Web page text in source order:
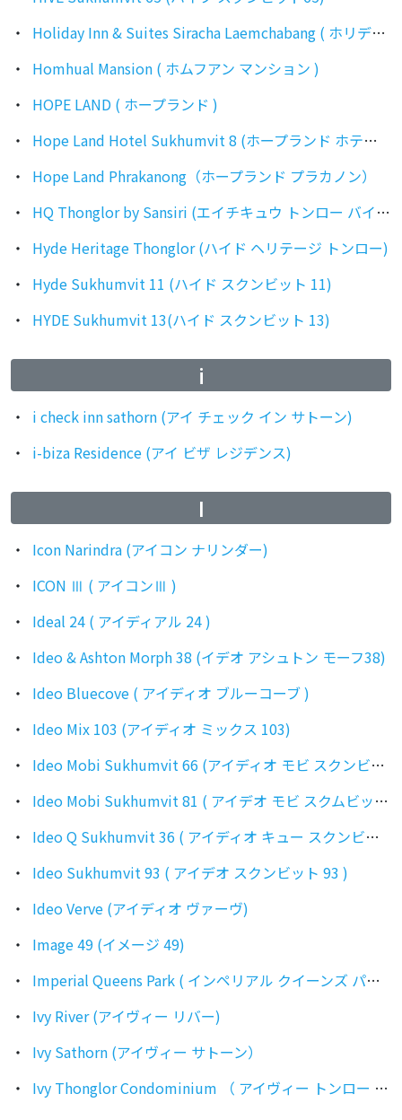
Holiday Inn & Suites Siracha Laemchabang ( ホリデイイン＆スイーツ シラチャ レムチャバン )
Homhual Mansion ( ホムフアン マンション )
HOPE LAND ( ホープランド )
Hope Land Hotel Sukhumvit 8 (ホープランド ホテル スクンビット 8)
Hope Land Phrakanong（ホープランド プラカノン）
HQ Thonglor by Sansiri (エイチキュウ トンロー バイ サンシリ)
Hyde Heritage Thonglor (ハイド ヘリテージ トンロー)
Hyde Sukhumvit 11 (ハイド スクンビット 11)
HYDE Sukhumvit 13(ハイド スクンビット 13)
i
i check inn sathorn (アイ チェック イン サトーン)
i-biza Residence (アイ ビザ レジデンス)
I
Icon Narindra (アイコン ナリンダー)
ICON Ⅲ ( アイコンⅢ )
Ideal 24 ( アイディアル 24 )
Ideo & Ashton Morph 38 (イデオ アシュトン モーフ38)
Ideo Bluecove ( アイディオ ブルーコーブ )
Ideo Mix 103 (アイディオ ミックス 103)
Ideo Mobi Sukhumvit 66 (アイディオ モビ スクンビット66)
Ideo Mobi Sukhumvit 81 ( アイデオ モビ スクムビット 81 )
Ideo Q Sukhumvit 36 ( アイディオ キュー スクンビット 36 )
Ideo Sukhumvit 93 ( アイデオ スクンビット 93 )
Ideo Verve (アイディオ ヴァーヴ)
Image 49 (イメージ 49)
Imperial Queens Park ( インペリアル クイーンズ パーク )
Ivy River (アイヴィー リバー)
Ivy Sathorn (アイヴィー サトーン）
Ivy Thonglor Condominium （ アイヴィー トンロー コンドミニアム ）